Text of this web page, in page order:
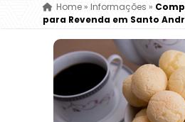
Home» Informações »
para Revenda em Santo